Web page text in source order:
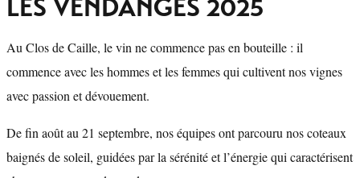
LES VENDANGES 2025
Au Clos de Caille, le vin ne commence pas en bouteille : il
commence avec les hommes et les femmes qui cultivent nos vignes
avec passion et dévouement.
De fin août au 21 septembre, nos équipes ont parcouru nos coteaux
baignés de soleil, guidées par la sérénité et l’énergie qui caractérisent